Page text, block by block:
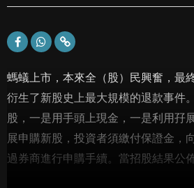
螞蟻上市，本來全（股）民興奮，最
衍生了新股史上最大規模的退款事件
股，一是用手頭上現金，一是利用孖
展申購新股，投資者須繳付保證金，
過券商進行申購手續。當招股結果公